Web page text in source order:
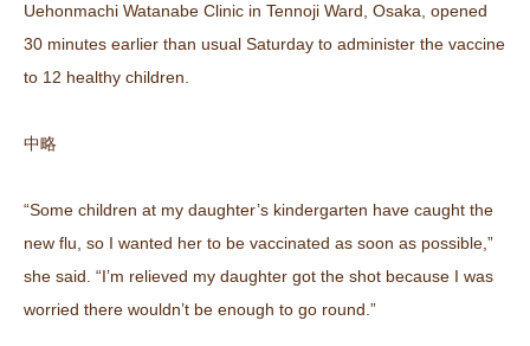
Uehonmachi Watanabe Clinic in Tennoji Ward, Osaka, opened
30 minutes earlier than usual Saturday to administer the vaccine
to 12 healthy children.
中略
“Some children at my daughter’s kindergarten have caught the
new flu, so I wanted her to be vaccinated as soon as possible,”
she said. “I’m relieved my daughter got the shot because I was
worried there wouldn’t be enough to go round.”